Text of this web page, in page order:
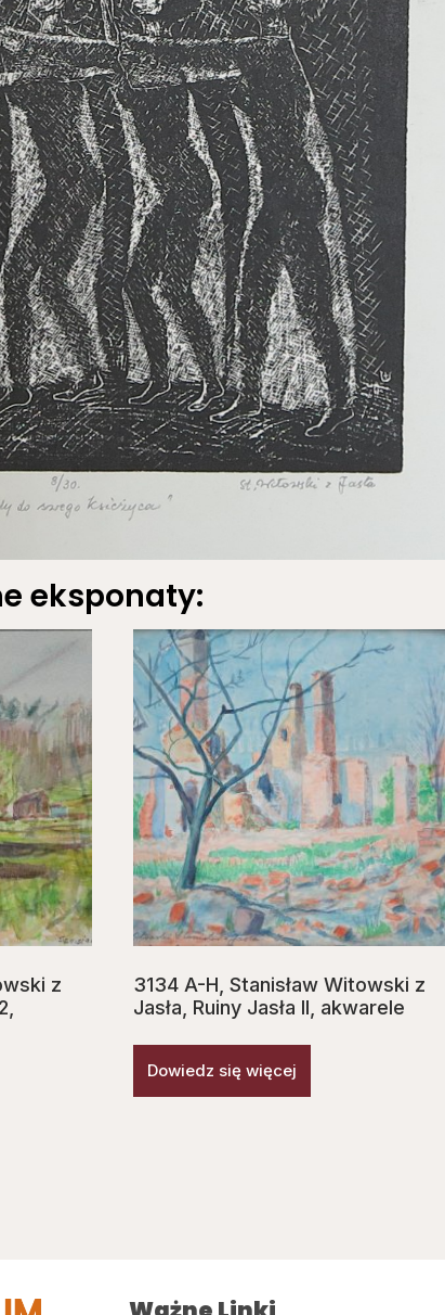
eksponaty:
z
3134 A-H, Stanisław Witowski z
Jasła, Ruiny Jasła II, akwarele
Dowiedz się więcej